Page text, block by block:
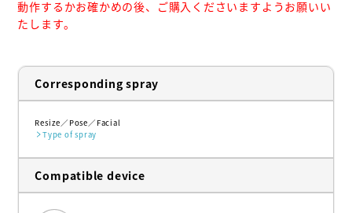
動作するかお確かめの後、ご購入くださいますようお願いい
たします。
Corresponding spray
Resize Pose
Facial
Type of spray
Compatible device